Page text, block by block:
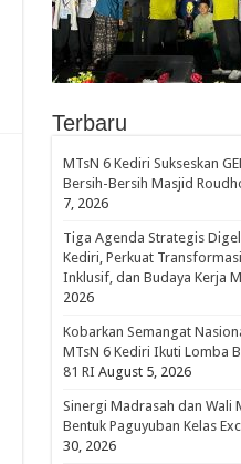
Terbaru
MTsN 6 Kediri Sukseskan
Bersih-Bersih Masjid
7, 2026
Tiga Agenda Strategis
Kediri, Perkuat
Inklusif, dan Budaya Kerja
2026
Kobarkan Semangat
MTsN 6 Kediri Ikuti Lomba
81 RI August 5, 2026
Sinergi Madrasah dan Wali
Bentuk Paguyuban Kelas
30, 2026